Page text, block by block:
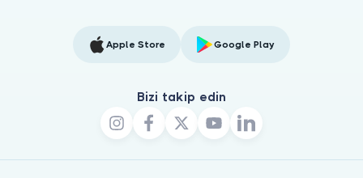
Apple Store Google Play
Bizi takip edin